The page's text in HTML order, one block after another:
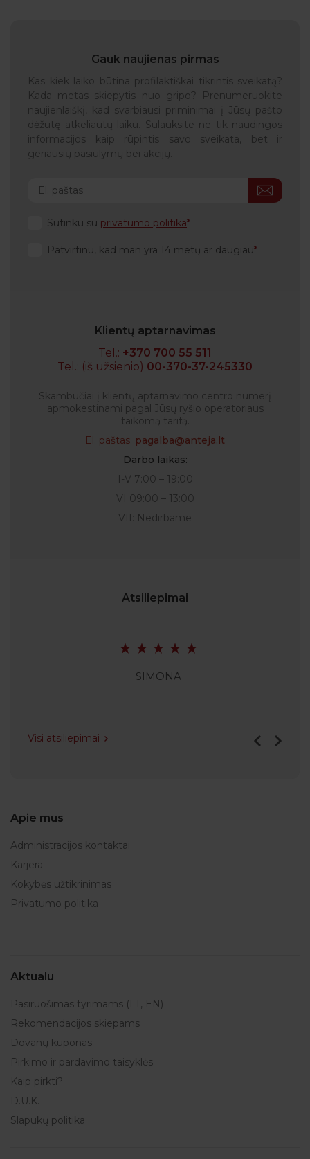
Gauk naujienas pirmas
Kas kiek laiko būtina profilaktiškai tikrintis sveikatą?
Kada metas skiepytis nuo gripo? Prenumeruokite
naujienlaiškį, kad svarbiausi priminimai į Jūsų pašto
dėžutę atkeliautų laiku. Sulauksite ne tik naudingos
informacijos kaip rūpintis savo sveikata, bet ir
geriausių pasiūlymų bei akcijų.
Sutinku su privatumo politika
Patvirtinu, kad man yra 14 metų ar daugiau
Klientų aptarnavimas
Tel.: +370 700 55 511
Tel.: (iš užsienio) 00-370-37-245330
Skambučiai į klientų aptarnavimo centro numerį
apmokestinami pagal Jūsų ryšio operatoriaus
taikomą tarifą.
El. paštas: pagalba@anteja.lt
Darbo laikas:
I-V 7:00 – 19:00
VI 09:00 – 13:00
VII: Nedirbame
Atsiliepimai
SIMONA
Visi atsiliepimai
Apie mus
Administracijos kontaktai
Karjera
Kokybės užtikrinimas
Privatumo politika
Aktualu
Pasiruošimas tyrimams (LT, EN)
Rekomendacijos skiepams
Dovanų kuponas
Pirkimo ir pardavimo taisyklės
Kaip pirkti?
D.U.K.
Slapukų politika